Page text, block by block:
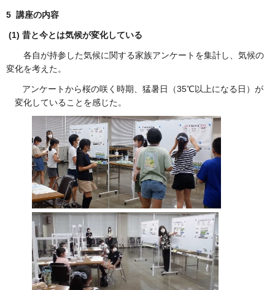
5 講座の内容
(1) 昔と今とは気候が変化している
各自が持参した気候に関する家族アンケートを集計し、気候の
変化を考えた。
アンケートから桜の咲く時期、猛暑日（35℃以上になる日）が
変化していることを感じた。​​​​​​